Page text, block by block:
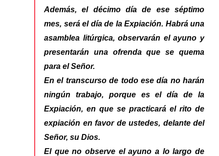
Además, el décimo día de ese séptimo
mes, será el día de la Expiación. Habrá una
asamblea litúrgica, observarán el ayuno y
presentarán una ofrenda que se quema
para el Señor.
En el transcurso de todo ese día no harán
ningún trabajo, porque es el día de la
Expiación, en que se practicará el rito de
expiación en favor de ustedes, delante del
Señor, su Dios.
El que no observe el ayuno a lo largo de